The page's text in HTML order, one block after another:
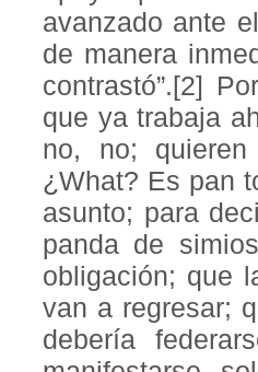
avanzado ante
de manera
contrastó”.[2]
que ya trabaja
no, no; quieren
¿What? Es pan
asunto; para
panda de
obligación; que
van a regresar;
debería